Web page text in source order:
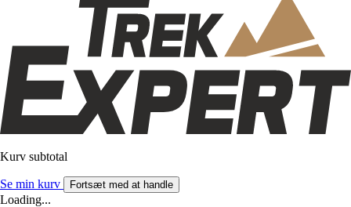
Kurv subtotal
Se min kurv Fortsæt med at handle
Loading...